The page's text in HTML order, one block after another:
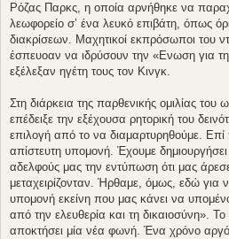
Ρόζας Παρκς, η οποία αρνήθηκε να
λεωφορείο σ’ ένα λευκό επιβάτη, όπως
διακρίσεων. Μαχητικοί εκπρόσωποι του
έσπευοαν να ιδρύσουν την «Ενωση για
εξέλεξαν ηγέτη τους τον Κινγκ.
Στη διάρκεια της παρθενικής ομιλίας
επέδειξε την εξέχουσα ρητορική του
επιλογή από το να διαμαρτυρηθούμε. Επί
απίστευτη υπομονή. Έχουμε
αδελφούς μας την εντύπωση ότι μας
μεταχειρίζονταν. Ήρθαμε, όμως, εδώ για
υπομονή εκείνη που μας κάνει να
από την ελευθερία και τη δικαιοσύνη». Το
αποκτήσει μία νέα φωνή. Ένα χρόνο